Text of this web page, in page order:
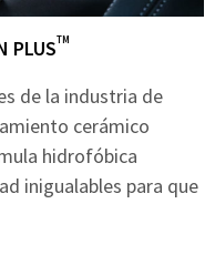
PLUSTM
de la industria de
cerámico
hidrofóbica
inigualables para que